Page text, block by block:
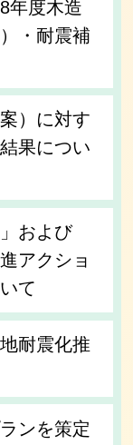
年度木造
・耐震補
）に対す
果につい
および
アクショ
て
耐震化推
ンを策定